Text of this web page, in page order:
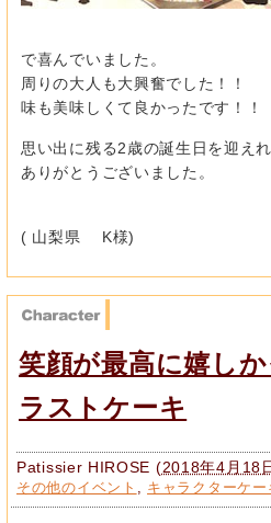
で喜んでいました。
周りの大人も大興奮でした！！
味も美味しくて良かったです！！
思い出に残る2歳の誕生日を迎えれ
ありがとうございました。
( 山梨県 K様)
笑顔が最高に嬉し
ラストケーキ
Patissier HIROSE (2018年4月18
その他のイベント キャラクターケー